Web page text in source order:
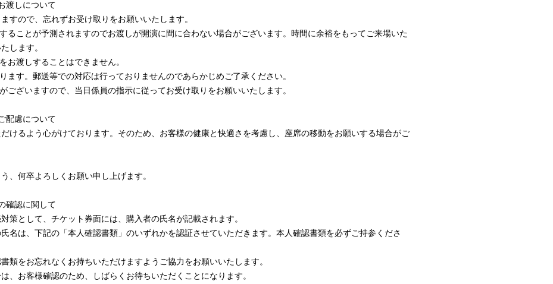
渡しについて
すので、忘れずお受け取りをお願いいたします。
ることが予測されますのでお渡しが開演に間に合わない場合がございます。時間に余裕をもってご来場いた
します。
お渡しすることはできません。
ます。郵送等での対応は行っておりませんのであらかじめご了承ください。
ございますので、当日係員の指示に従ってお受け取りをお願いいたします。
配慮について
けるよう心がけております。そのため、お客様の健康と快適さを考慮し、座席の移動をお願いする場合がご
、何卒よろしくお願い申し上げます。
確認に関して
策として、チケット券面には、購入者の氏名が記載されます。
名は、下記の「本人確認書類」のいずれかを認証させていただきます。本人確認書類を必ずご持参くださ
類をお忘れなくお持ちいただけますようご協力をお願いいたします。
、お客様確認のため、しばらくお待ちいただくことになります。